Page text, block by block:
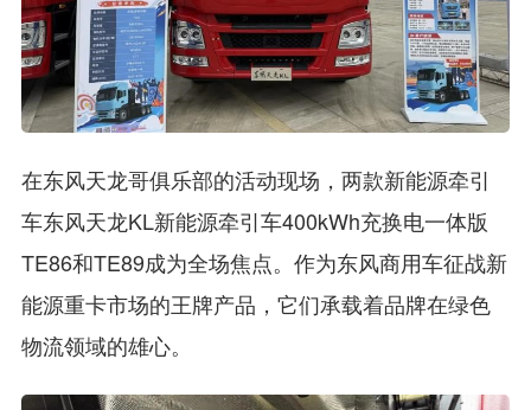
在东风天龙哥俱乐部的活动现场，两款新能源牵引
车东风天龙KL新能源牵引车400kWh充换电一体版
TE86和TE89成为全场焦点。作为东风商用车征战新
能源重卡市场的王牌产品，它们承载着品牌在绿色
物流领域的雄心。